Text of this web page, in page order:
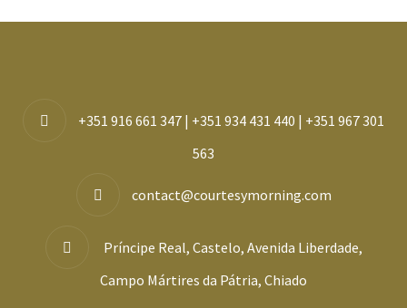
+351 916 661 347 | +351 934 431 440 | +351 967 301
563
contact@courtesymorning.com
Príncipe Real, Castelo, Avenida Liberdade,
Campo Mártires da Pátria, Chiado